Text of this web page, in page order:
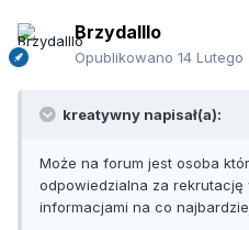
Brzydalllo
Opublikowano 14 Lutego
kreatywny napisał(a):
Może na forum jest osoba
odpowiedzialna za rekrutację
informacjami na co